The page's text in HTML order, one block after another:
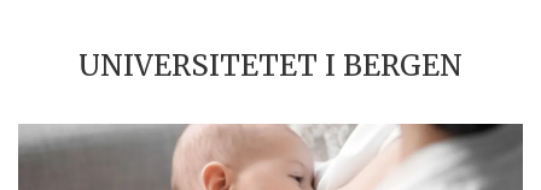
UNIVERSITETET I BERGEN